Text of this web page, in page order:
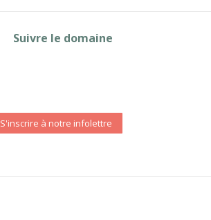
Suivre le domaine
S'inscrire à notre infolettre